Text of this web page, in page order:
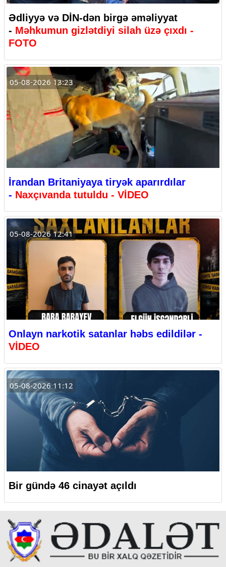
Ədliyyə və DİN-dən birgə əməliyyat
- Məhkumun gizlətdiyi silah üzə çıxdı -
FOTO
05-08-2026 13:23
İrandan Britaniyaya tiryək aparırdılar
- Naxçıvanda tutuldu - VİDEO
05-08-2026 12:41
Onlayn narkotik satanlar həbs edildilər -
VİDEO
05-08-2026 11:12
Bir gündə 46 cinayət açıldı